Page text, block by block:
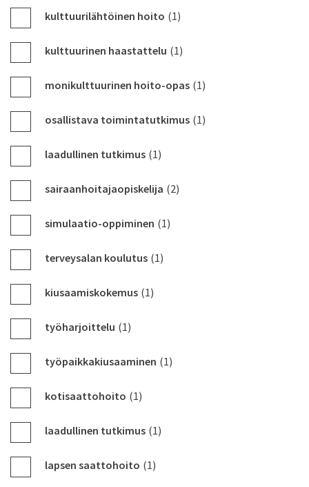
kulttuurilähtöinen hoito (1)
kulttuurinen haastattelu (1)
monikulttuurinen hoito-opas (1)
osallistava toimintatutkimus (1)
laadullinen tutkimus (1)
sairaanhoitajaopiskelija (2)
simulaatio-oppiminen (1)
terveysalan koulutus (1)
kiusaamiskokemus (1)
työharjoittelu (1)
työpaikkakiusaaminen (1)
kotisaattohoito (1)
laadullinen tutkimus (1)
lapsen saattohoito (1)